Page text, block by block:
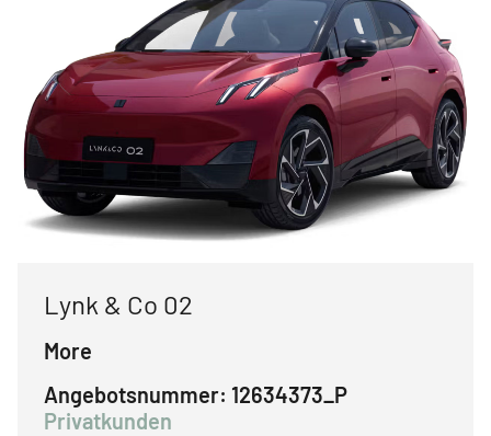
Lynk & Co 02
More
Angebotsnummer: 12634373_P
Privatkunden